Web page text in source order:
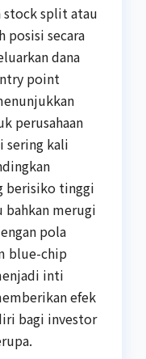
stock split atau
posisi secara
dana
point
perusahaan
sering kali
berisiko tinggi
bahkan merugi
pola
blue-chip
inti
efek
bagi investor